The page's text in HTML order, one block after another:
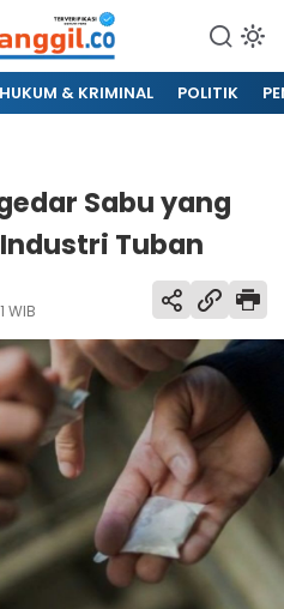
HUKUM & KRIMINAL POLITIK
Sabu yang
Tuban
WIB